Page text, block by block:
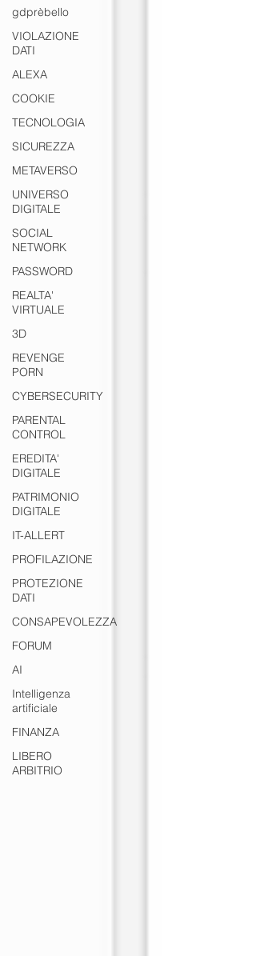
gdprèbello
VIOLAZIONE
DATI
ALEXA
COOKIE
TECNOLOGIA
SICUREZZA
METAVERSO
UNIVERSO
DIGITALE
SOCIAL
NETWORK
PASSWORD
REALTA'
VIRTUALE
3D
REVENGE
PORN
CYBERSECURITY
PARENTAL
CONTROL
EREDITA'
DIGITALE
PATRIMONIO
DIGITALE
IT-ALLERT
PROFILAZIONE
PROTEZIONE
DATI
CONSAPEVOLEZZA
FORUM
AI
Intelligenza
artificiale
FINANZA
LIBERO
ARBITRIO